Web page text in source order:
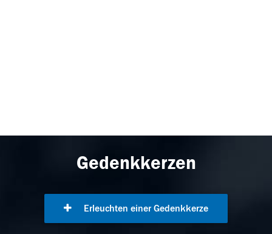
Gedenkkerzen
Erleuchten einer Gedenkkerze